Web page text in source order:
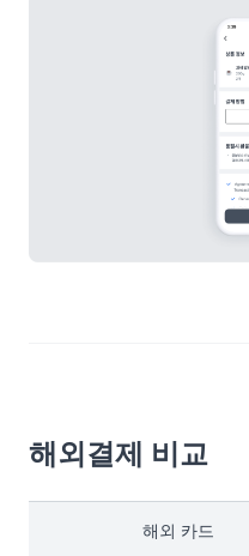
해외결제 비교
해외 카드